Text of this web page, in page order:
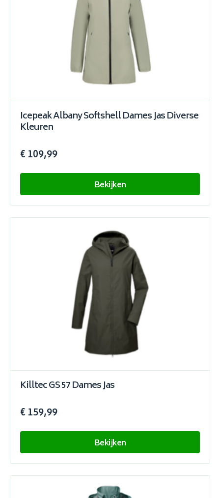
Icepeak Albany Softshell Dames Jas Diverse
Kleuren
€ 109,99
Bekijken
Killtec GS 57 Dames Jas
€ 159,99
Bekijken